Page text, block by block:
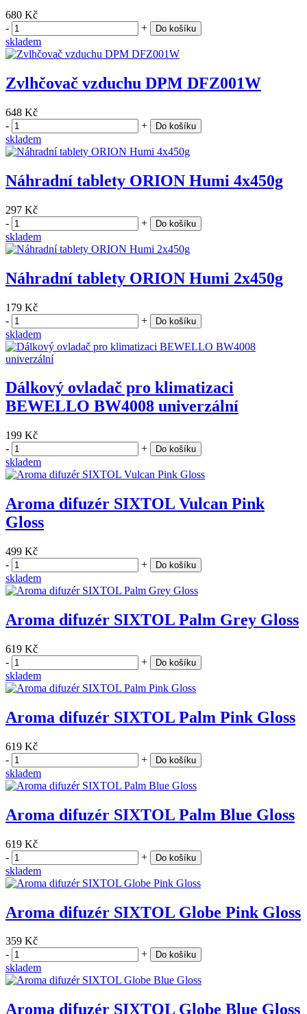
680 Kč
-
+ Do košíku
skladem
Zvlhčovač vzduchu DPM DFZ001W
648 Kč
-
+ Do košíku
skladem
Náhradní tablety ORION Humi 4x450g
297 Kč
-
+ Do košíku
skladem
Náhradní tablety ORION Humi 2x450g
179 Kč
-
+ Do košíku
skladem
Dálkový ovladač pro klimatizaci
BEWELLO BW4008 univerzální
199 Kč
-
+ Do košíku
skladem
Aroma difuzér SIXTOL Vulcan Pink
Gloss
499 Kč
-
+ Do košíku
skladem
Aroma difuzér SIXTOL Palm Grey Gloss
619 Kč
-
+ Do košíku
skladem
Aroma difuzér SIXTOL Palm Pink Gloss
619 Kč
-
+ Do košíku
skladem
Aroma difuzér SIXTOL Palm Blue Gloss
619 Kč
-
+ Do košíku
skladem
Aroma difuzér SIXTOL Globe Pink Gloss
359 Kč
-
+ Do košíku
skladem
Aroma difuzér SIXTOL Globe Blue Gloss